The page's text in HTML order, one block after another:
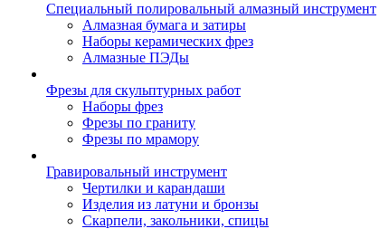
Специальный полировальный алмазный инструмент
Алмазная бумага и затиры
Наборы керамических фрез
Алмазные ПЭДы
Фрезы для скульптурных работ
Наборы фрез
Фрезы по граниту
Фрезы по мрамору
Гравировальный инструмент
Чертилки и карандаши
Изделия из латуни и бронзы
Скарпели, закольники, спицы